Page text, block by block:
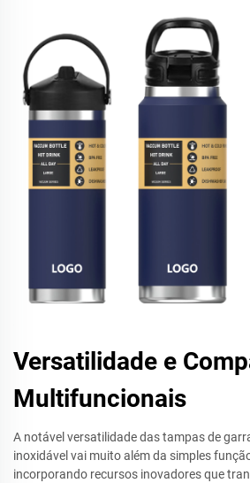
Versatilidade e
Multifuncionais
A notável versatilidade das tampas de
inoxidável vai muito além da simples
incorporando recursos inovadores que